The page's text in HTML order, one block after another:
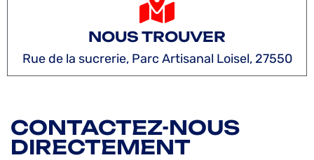
NOUS TROUVER
Rue de la sucrerie, Parc Artisanal Loisel, 27550
CONTACTEZ-NOUS
DIRECTEMENT